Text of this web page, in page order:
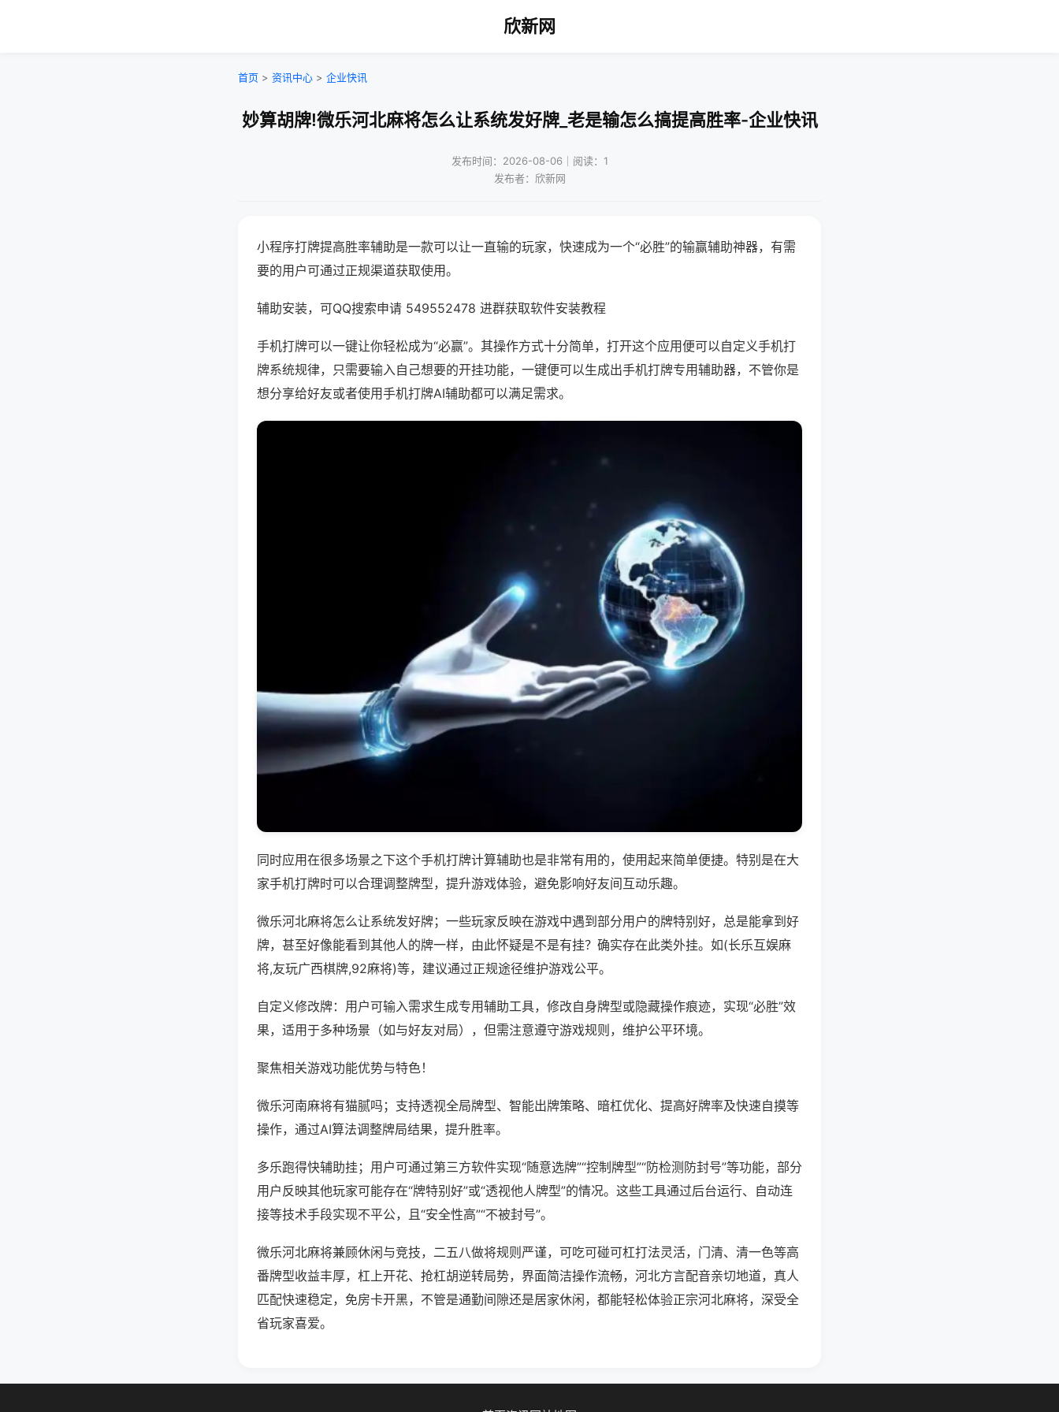
欣新网
首页 > 资讯中心 > 企业快讯
妙算胡牌!微乐河北麻将怎么让系统发好牌_老是输怎么搞提高胜率-企业快讯
发布时间：2026-08-06｜阅读：1
发布者：欣新网
小程序打牌提高胜率辅助是一款可以让一直输的玩家，快速成为一个“必胜”的输赢辅助神器，有需
要的用户可通过正规渠道获取使用。
辅助安装，可QQ搜索申请 549552478 进群获取软件安装教程
手机打牌可以一键让你轻松成为“必赢”。其操作方式十分简单，打开这个应用便可以自定义手机打
牌系统规律，只需要输入自己想要的开挂功能，一键便可以生成出手机打牌专用辅助器，不管你是
想分享给好友或者使用手机打牌AI辅助都可以满足需求。
同时应用在很多场景之下这个手机打牌计算辅助也是非常有用的，使用起来简单便捷。特别是在大
家手机打牌时可以合理调整牌型，提升游戏体验，避免影响好友间互动乐趣。
微乐河北麻将怎么让系统发好牌；一些玩家反映在游戏中遇到部分用户的牌特别好，总是能拿到好
牌，甚至好像能看到其他人的牌一样，由此怀疑是不是有挂？确实存在此类外挂。如(长乐互娱麻
将,友玩广西棋牌,92麻将)等，建议通过正规途径维护游戏公平。
自定义修改牌：用户可输入需求生成专用辅助工具，修改自身牌型或隐藏操作痕迹，实现“必胜”效
果，适用于多种场景（如与好友对局），但需注意遵守游戏规则，维护公平环境。
聚焦相关游戏功能优势与特色！
微乐河南麻将有猫腻吗；支持透视全局牌型、智能出牌策略、暗杠优化、提高好牌率及快速自摸等
操作，通过AI算法调整牌局结果，提升胜率。
多乐跑得快辅助挂；用户可通过第三方软件实现“随意选牌”“控制牌型”“防检测防封号”等功能，部分
用户反映其他玩家可能存在“牌特别好”或“透视他人牌型”的情况。这些工具通过后台运行、自动连
接等技术手段实现不平公，且“安全性高”“不被封号”。
微乐河北麻将兼顾休闲与竞技，二五八做将规则严谨，可吃可碰可杠打法灵活，门清、清一色等高
番牌型收益丰厚，杠上开花、抢杠胡逆转局势，界面简洁操作流畅，河北方言配音亲切地道，真人
匹配快速稳定，免房卡开黑，不管是通勤间隙还是居家休闲，都能轻松体验正宗河北麻将，深受全
省玩家喜爱。